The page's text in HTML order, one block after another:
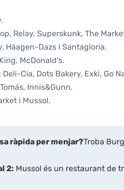
Relay, Superskunk, The
Häagen-Dazs i Santagloria.
McDonald’s.
Deli-Cia, Dots Bakery, Exki, Go
Innis&Gunn.
i Mussol.
ràpida per menjar?Troba
2: Mussol és un restaurant de